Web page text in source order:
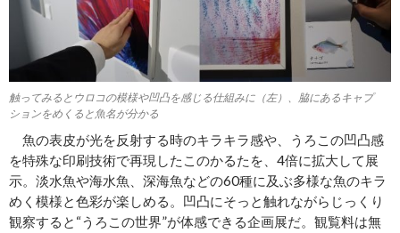
触ってみるとウロコの模様や凹凸を感じる仕組みに（左）、脇にあるキャプ
ションをめくると魚名が分かる
魚の表皮が光を反射する時のキラキラ感や、うろこの凹凸感
を特殊な印刷技術で再現したこのかるたを、4倍に拡大して展
示。淡水魚や海水魚、深海魚などの60種に及ぶ多様な魚のキラ
めく模様と色彩が楽しめる。凹凸にそっと触れながらじっくり
観察すると“うろこの世界”が体感できる企画展だ。観覧料は無